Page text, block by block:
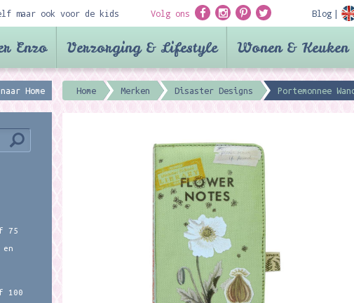
maar ook voor de kids Volg ons Blog
Enzo Verzorging & Lifestyle Wonen & Keuken
Home Home Merken Disaster Designs Portemonnee
75
en
100